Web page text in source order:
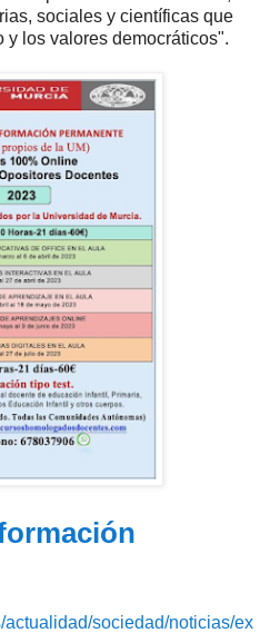
sociales y científicas que
y los valores democráticos".
actualidad/sociedad/noticias/ex